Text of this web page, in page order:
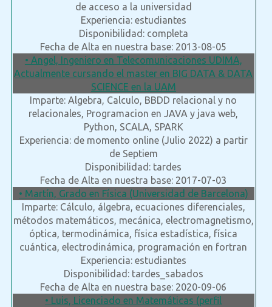
de acceso a la universidad
Experiencia: estudiantes
Disponibilidad: completa
Fecha de Alta en nuestra base: 2013-08-05
• Angel, Ingeniero en Telecomunicaciones UDIMA,
Actualmente cursando el master en BIG DATA & DATA
SCIENCE en la UAM
Imparte: Algebra, Calculo, BBDD relacional y no
relacionales, Programacion en JAVA y java web,
Python, SCALA, SPARK
Experiencia: de momento online (Julio 2022) a partir
de Septiem
Disponibilidad: tardes
Fecha de Alta en nuestra base: 2017-07-03
• Martín, Grado en Física (Universidad de Barcelona)
Imparte: Cálculo, álgebra, ecuaciones diferenciales,
métodos matemáticos, mecánica, electromagnetismo,
óptica, termodinámica, física estadística, física
cuántica, electrodinámica, programación en fortran
Experiencia: estudiantes
Disponibilidad: tardes_sabados
Fecha de Alta en nuestra base: 2020-09-06
• Luis, Licenciado en Matemáticas (perfil